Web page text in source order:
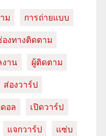
ม
การถ่ายแบบ
องทางติดตาม
งาน
ผู้ติดตาม
ส่องวาร์ป
อล
เปิดวาร์ป
แจกวาร์ป
แซ่บ